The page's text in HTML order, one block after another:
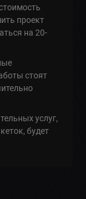
проект
на 20-
стоят
услуг,
будет